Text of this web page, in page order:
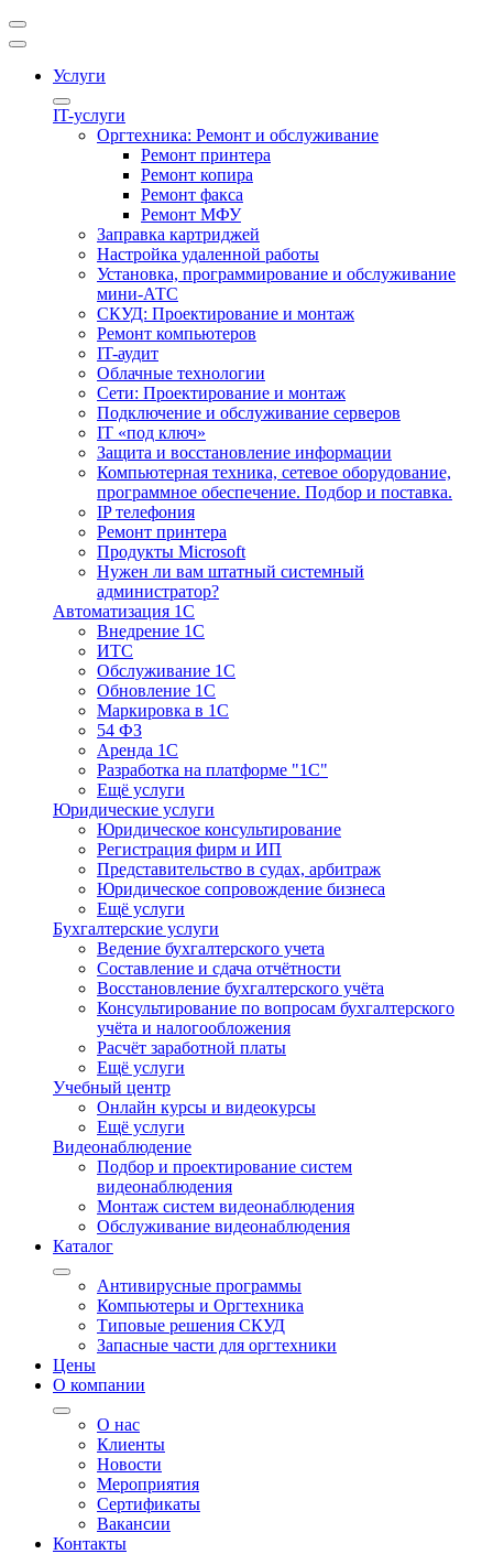
Услуги
IT-услуги
Оргтехника: Ремонт и обслуживание
Ремонт принтера
Ремонт копира
Ремонт факса
Ремонт МФУ
Заправка картриджей
Настройка удаленной работы
Установка, программирование и обслуживание
мини-АТС
СКУД: Проектирование и монтаж
Ремонт компьютеров
IT-аудит
Облачные технологии
Сети: Проектирование и монтаж
Подключение и обслуживание серверов
IT «под ключ»
Защита и восстановление информации
Компьютерная техника, сетевое оборудование,
программное обеспечение. Подбор и поставка.
IP телефония
Ремонт принтера
Продукты Microsoft
Нужен ли вам штатный системный
администратор?
Автоматизация 1С
Внедрение 1С
ИТС
Обслуживание 1С
Обновление 1С
Маркировка в 1С
54 ФЗ
Аренда 1С
Разработка на платформе "1С"
Ещё услуги
Юридические услуги
Юридическое консультирование
Регистрация фирм и ИП
Представительство в судах, арбитраж
Юридическое сопровождение бизнеса
Ещё услуги
Бухгалтерские услуги
Ведение бухгалтерского учета
Составление и сдача отчётности
Восстановление бухгалтерского учёта
Консультирование по вопросам бухгалтерского
учёта и налогообложения
Расчёт заработной платы
Ещё услуги
Учебный центр
Онлайн курсы и видеокурсы
Ещё услуги
Видеонаблюдение
Подбор и проектирование систем
видеонаблюдения
Монтаж систем видеонаблюдения
Обслуживание видеонаблюдения
Каталог
Антивирусные программы
Компьютеры и Оргтехника
Типовые решения СКУД
Запасные части для оргтехники
Цены
О компании
О нас
Клиенты
Новости
Мероприятия
Сертификаты
Вакансии
Контакты